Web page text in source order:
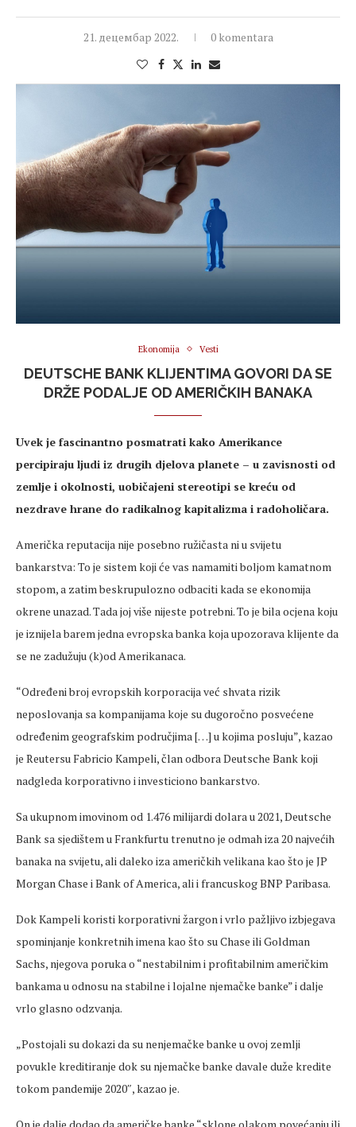
21. децембар 2022. 0 komentara
Ekonomija Vesti
DEUTSCHE BANK KLIJENTIMA GOVORI DA SE
DRŽE PODALJE OD AMERIČKIH BANAKA
Uvek je fascinantno posmatrati kako Amerikance
percipiraju ljudi iz drugih djelova planete – u zavisnosti od
zemlje i okolnosti, uobičajeni stereotipi se kreću od
nezdrave hrane do radikalnog kapitalizma i radoholičara.
Američka reputacija nije posebno ružičasta ni u svijetu
bankarstva: To je sistem koji će vas namamiti boljom kamatnom
stopom, a zatim beskrupulozno odbaciti kada se ekonomija
okrene unazad. Tada joj više nijeste potrebni. To je bila ocjena koju
je iznijela barem jedna evropska banka koja upozorava klijente da
se ne zadužuju (k)od Amerikanaca.
“Određeni broj evropskih korporacija već shvata rizik
neposlovanja sa kompanijama koje su dugoročno posvećene
određenim geografskim područjima […] u kojima posluju”, kazao
je Reutersu Fabricio Kampeli, član odbora Deutsche Bank koji
nadgleda korporativno i investiciono bankarstvo.
Sa ukupnom imovinom od 1.476 milijardi dolara u 2021, Deutsche
Bank sa sjedištem u Frankfurtu trenutno je odmah iza 20 najvećih
banaka na svijetu, ali daleko iza američkih velikana kao što je JP
Morgan Chase i Bank of America, ali i francuskog BNP Paribasa.
Dok Kampeli koristi korporativni žargon i vrlo pažljivo izbjegava
spominjanje konkretnih imena kao što su Chase ili Goldman
Sachs, njegova poruka o “nestabilnim i profitabilnim američkim
bankama u odnosu na stabilne i lojalne njemačke banke” i dalje
vrlo glasno odzvanja.
„Postojali su dokazi da su nenjemačke banke u ovoj zemlji
povukle kreditiranje dok su njemačke banke davale duže kredite
tokom pandemije 2020″, kazao je.